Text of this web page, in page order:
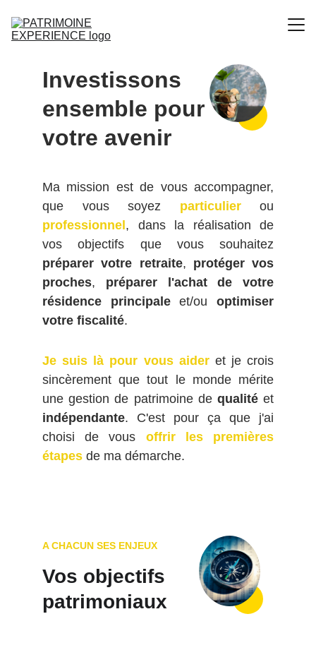
Vos objectifs
Mon Parcours
Contact
Investissons
ensemble pour
votre avenir
Ma mission est de vous accompagner,
que vous soyez particulier
ou
professionnel , dans la réalisation de
vos objectifs que vous souhaitez
préparer votre retraite, protéger vos
proches, préparer l'achat de votre
résidence principaleet/ouoptimiser
votre fiscalité.
Je suis là pour vous aideret je crois
sincèrement que tout le monde mérite
une gestion de patrimoine de qualitéet
indépendante. C'est pour ça que j'ai
choisi de vous offrir les premières
étapes de ma démarche.
A CHACUN SES ENJEUX
Vos objectifs
patrimoniaux